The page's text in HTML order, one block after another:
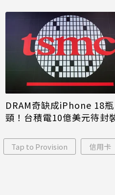
DRAM奇缺成iPhone 18瓶
頸！台積電10億美元待封
Tap to Provision 信用卡